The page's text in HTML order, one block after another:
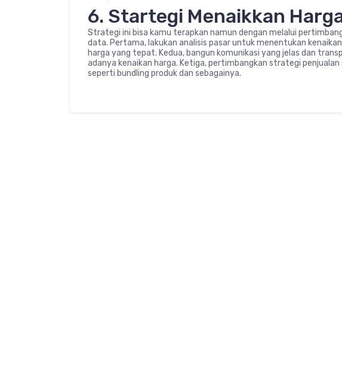
6. Startegi Menaikkan
Strategi ini bisa kamu terapkan namun dengan melalui
data. Pertama, lakukan analisis pasar untuk menentukan
harga yang tepat. Kedua, bangun komunikasi yang jelas dan
adanya kenaikan harga. Ketiga, pertimbangkan strategi
seperti bundling produk dan sebagainya.